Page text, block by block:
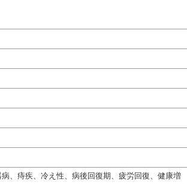
、痔疾、冷え性、病後回復期、疲労回復、健康増